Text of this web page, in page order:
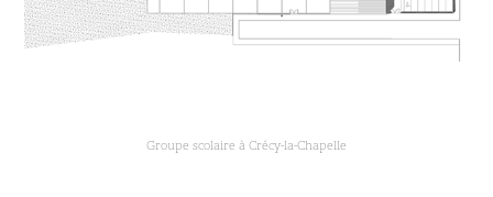
Groupe scolaire à Crécy-la-Chapelle